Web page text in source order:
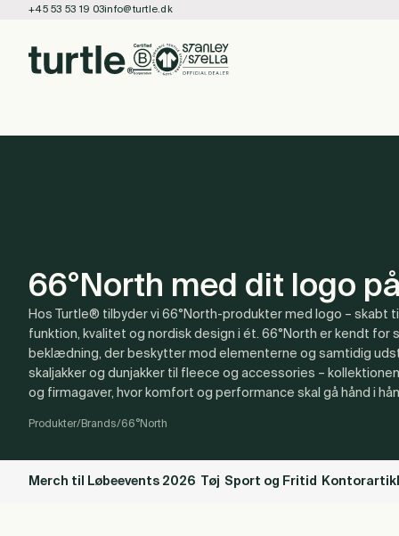
+45 53 53 19 03info@turtle.dk
66°North med dit logo
Hos Turtle® tilbyder vi 66°North-produkter med logo – skabt
funktion, kvalitet og nordisk design i ét. 66°North er kendt for
beklædning, der beskytter mod elementerne og samtidig
skaljakker og dunjakker til fleece og accessories –
og firmagaver, hvor komfort og performance skal gå hånd i
Produkter/ Brands/66°North
Merch til Løbeevents 2026 Tøj Sport og Fritid